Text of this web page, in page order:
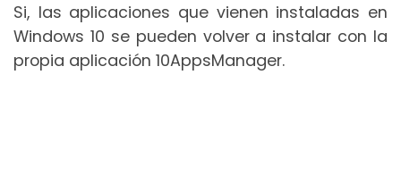
Si, las aplicaciones que vienen instaladas en
Windows 10 se pueden volver a instalar con la
propia aplicación 10AppsManager.